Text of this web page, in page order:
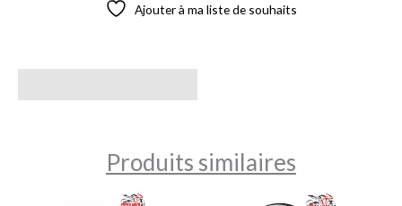
Ajouter à ma liste de souhaits
Produits similaires